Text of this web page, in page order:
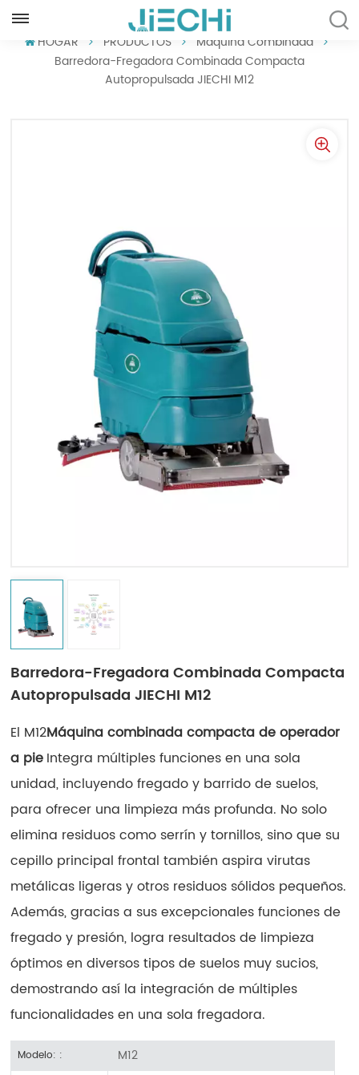
HOGAR PRODUCTOS
Máquina Combinada
Barredora-Fregadora Combinada Compacta
Autopropulsada JIECHI M12
Barredora-Fregadora Combinada Compacta
Autopropulsada JIECHI M12
El M12Máquina combinada compacta de operador
a pieIntegra múltiples funciones en una sola
unidad, incluyendo fregado y barrido de suelos,
para ofrecer una limpieza más profunda. No solo
elimina residuos como serrín y tornillos, sino que su
cepillo principal frontal también aspira virutas
metálicas ligeras y otros residuos sólidos pequeños.
Además, gracias a sus excepcionales funciones de
fregado y presión, logra resultados de limpieza
óptimos en diversos tipos de suelos muy sucios,
demostrando así la integración de múltiples
funcionalidades en una sola fregadora.
Modelo: : M12